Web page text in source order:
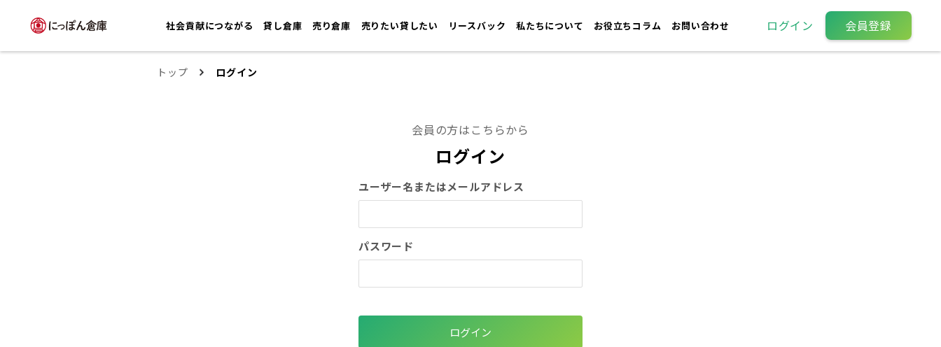
社会貢献につながる 貸し倉庫 売り倉庫 売りたい貸したい リースバック 私たちについて お役立ちコラム お問い合わせ ログイン 会員登録
トップ ログイン
会員の方はこちらから
ログイン
ユーザー名またはメールアドレス
パスワード